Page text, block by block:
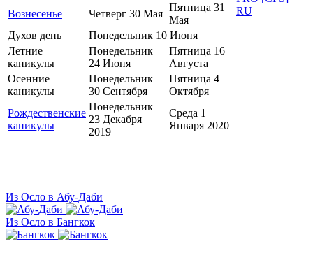
Вознесенье Четверг 30 Мая
Пятница 31
Мая
Духов день
Понедельник 10 Июня
Летние
каникулы
Понедельник
24 Июня
Пятница 16
Августа
Осенние
каникулы
Понедельник
30 Сентября
Пятница 4
Октября
Рождественские
каникулы
Понедельник
23 Декабря
2019
Среда 1
Января 2020
Из Осло в Абу-Даби
Из Осло в Бангкок